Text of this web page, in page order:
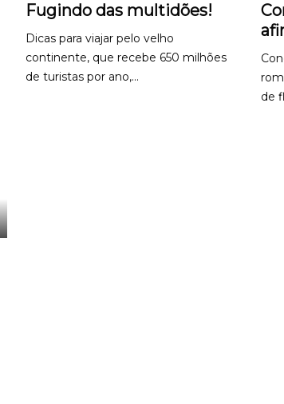
Fugindo das multidões!
Dicas para viajar pelo velho
continente, que recebe 650 milhões
de turistas por ano,...
de